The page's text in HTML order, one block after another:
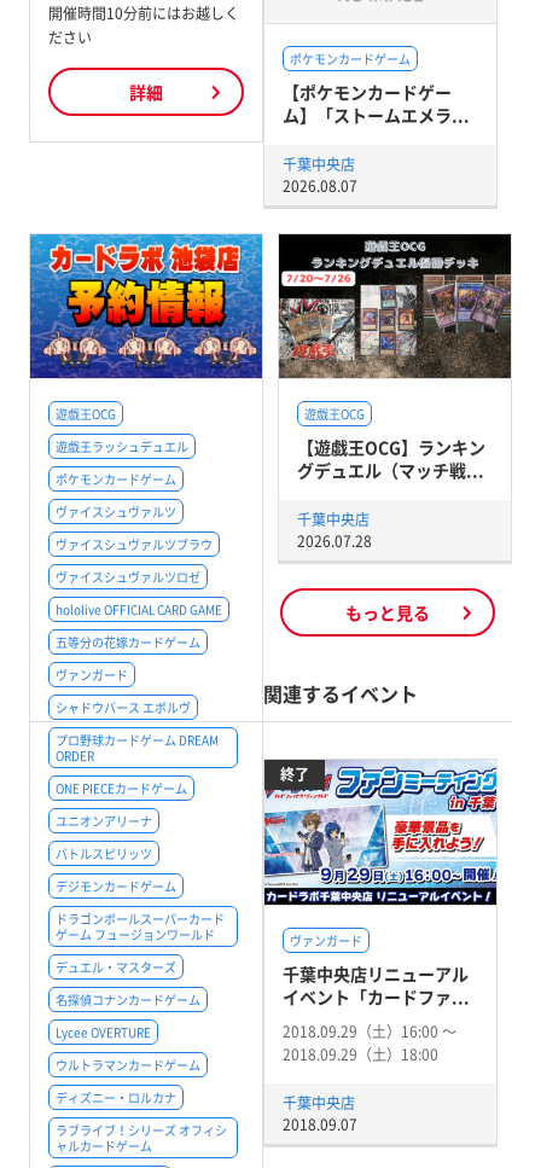
開催時間10分前にはお越しく
ださい
詳細
ポケモンカードゲーム
【ポケモンカードゲー
ム】「ストームエメラ...
千葉中央店
2026.08.07
遊戯王OCG
【遊戯王OCG】ランキン
グデュエル（マッチ戦...
千葉中央店
2026.07.28
遊戯王OCG
遊戯王ラッシュデュエル
ポケモンカードゲーム
ヴァイスシュヴァルツ
ヴァイスシュヴァルツブラウ
ヴァイスシュヴァルツロゼ
hololive OFFICIAL CARD GAME
五等分の花嫁カードゲーム
ヴァンガード
シャドウバース エボルヴ
プロ野球カードゲーム DREAM
ORDER
ONE PIECEカードゲーム
ユニオンアリーナ
バトルスピリッツ
デジモンカードゲーム
ドラゴンボールスーパーカード
ゲーム フュージョンワールド
デュエル・マスターズ
名探偵コナンカードゲーム
Lycee OVERTURE
ウルトラマンカードゲーム
ディズニー・ロルカナ
ラブライブ！シリーズ オフィシ
ャルカードゲーム
もっと見る
関連するイベント
終了
ヴァンガード
千葉中央店リニューアル
イベント「カードファ...
2018.09.29（土）16:00 〜
2018.09.29（土）18:00
千葉中央店
2018.09.07